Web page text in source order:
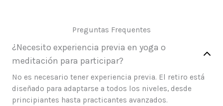
Preguntas Frequentes
¿Necesito experiencia previa en yoga o
meditación para participar?
No es necesario tener experiencia previa. El retiro está
diseñado para adaptarse a todos los niveles, desde
principiantes hasta practicantes avanzados.